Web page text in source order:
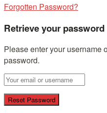
Forgotten Password?
Retrieve your password
Please enter your username
password.